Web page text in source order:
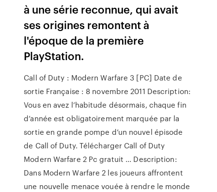
à une série reconnue, qui avait
ses origines remontent à
l'époque de la première
PlayStation.
Call of Duty : Modern Warfare 3 [PC] Date de
sortie Française : 8 novembre 2011 Description:
Vous en avez l’habitude désormais, chaque fin
d’année est obligatoirement marquée par la
sortie en grande pompe d’un nouvel épisode
de Call of Duty. Télécharger Call of Duty
Modern Warfare 2 Pc gratuit ... Description:
Dans Modern Warfare 2 les joueurs affrontent
une nouvelle menace vouée à rendre le monde